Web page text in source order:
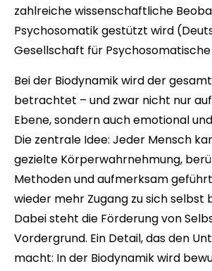
zahlreiche wissenschaftliche
Psychosomatik gestützt wird
Gesellschaft für Psychosomatische
Bei der Biodynamik wird der
betrachtet – und zwar nicht nur
Ebene, sondern auch emotional
Die zentrale Idee: Jeder Mensch
gezielte Körperwahrnehmung,
Methoden und aufmerksam
wieder mehr Zugang zu sich selbst
Dabei steht die Förderung von
Vordergrund. Ein Detail, das den
macht: In der Biodynamik wird